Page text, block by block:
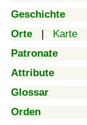
Geschichte
Orte | Karte
Patronate
Attribute
Glossar
Orden